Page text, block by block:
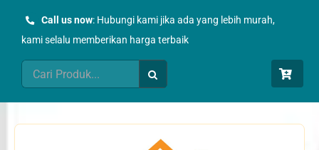
Call us now: Hubungi kami jika ada yang lebih murah,
kami selalu memberikan harga terbaik
Search
for: